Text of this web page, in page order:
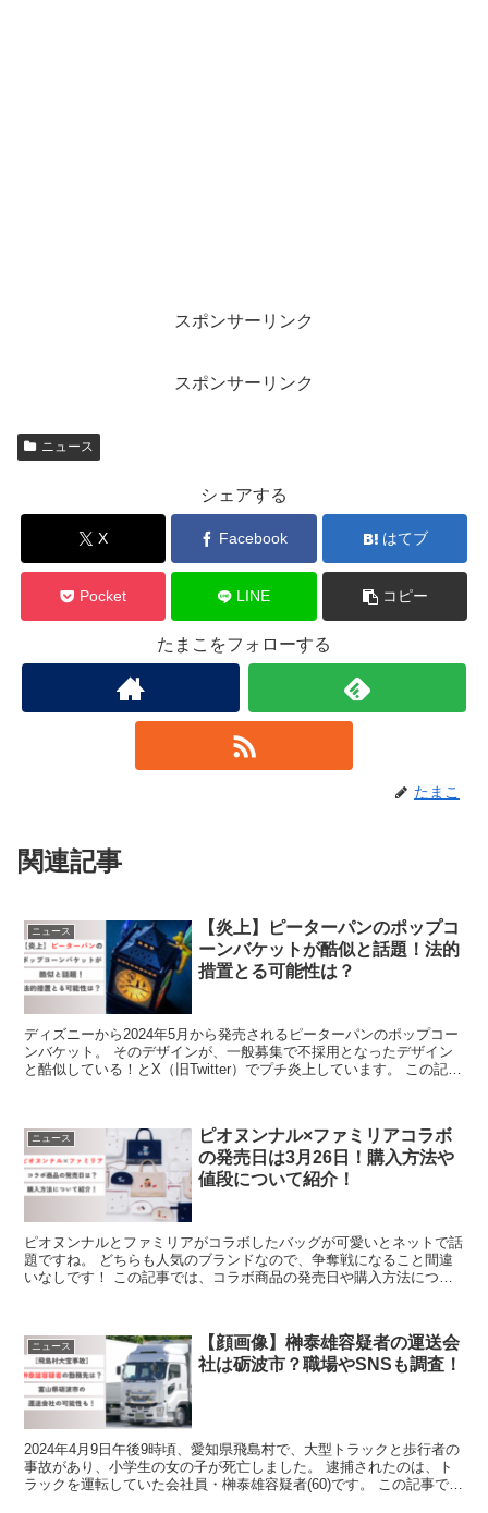
スポンサーリンク
スポンサーリンク
ニュース
シェアする
X Facebook はてブ
Pocket LINE コピー
たまこをフォローする
たまこ
関連記事
ニュース
【炎上】ピーターパンのポップコ
ーンバケットが酷似と話題！法的
措置とる可能性は？
ディズニーから2024年5月から発売されるピーターパンのポップコー
ンバケット。 そのデザインが、一般募集で不採用となったデザイン
と酷似している！とX（旧Twitter）でプチ炎上しています。 この記事
ニュース
ピオヌンナル×ファミリアコラボ
の発売日は3月26日！購入方法や
値段について紹介！
ピオヌンナルとファミリアがコラボしたバッグが可愛いとネットで話
題ですね。 どちらも人気のブランドなので、争奪戦になること間違
いなしです！ この記事では、コラボ商品の発売日や購入方法につい
ニュース
【顔画像】榊泰雄容疑者の運送会
社は砺波市？職場やSNSも調査！
2024年4月9日午後9時頃、愛知県飛島村で、大型トラックと歩行者の
事故があり、小学生の女の子が死亡しました。 逮捕されたのは、ト
ラックを運転していた会社員・榊泰雄容疑者(60)です。 この記事で